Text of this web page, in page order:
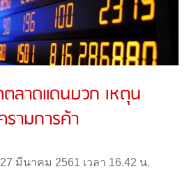
ลาดแดนบวก เหตุน
ามการค้า
มีนาคม 2561 เวลา 16.42 น.